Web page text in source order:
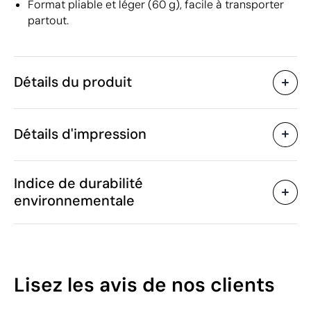
Format pliable et léger (60 g), facile à transporter
partout.
Détails du produit
Caractéristiques
Code du produit
Poids
Matière
Chine
depuis
Détails d'impression
Indice de durabilité
environnementale
42
Lisez les avis de nos clients